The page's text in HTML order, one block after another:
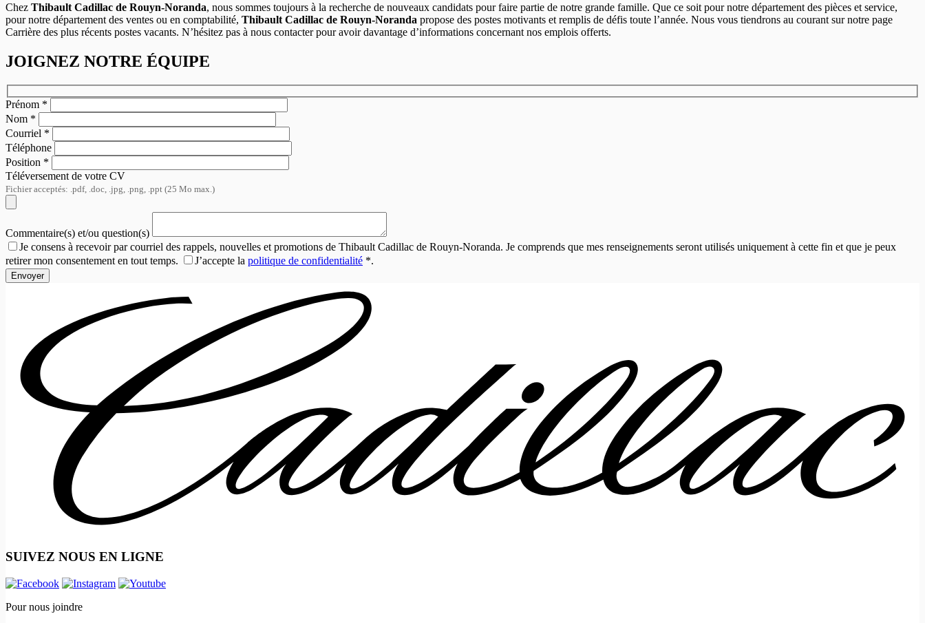
Chez Thibault Cadillac de Rouyn-Noranda, nous sommes toujours à la recherche de nouveaux candidats pour faire partie de notre grande famille. Que ce soit pour notre département des pièces et service,
pour notre département des ventes ou en comptabilité, Thibault Cadillac de Rouyn-Noranda propose des postes motivants et remplis de défis toute l’année. Nous vous tiendrons au courant sur notre page
Carrière des plus récents postes vacants. N’hésitez pas à nous contacter pour avoir davantage d’informations concernant nos emplois offerts.
JOIGNEZ NOTRE ÉQUIPE
Prénom *
Nom *
Courriel *
Téléphone
Position *
Téléversement de votre CV
Fichier acceptés: .pdf, .doc, .jpg, .png, .ppt (25 Mo max.)
Commentaire(s) et/ou question(s)
Je consens à recevoir par courriel des rappels, nouvelles et promotions de Thibault Cadillac de Rouyn-Noranda. Je comprends que mes renseignements seront utilisés uniquement à cette fin et que je peux
retirer mon consentement en tout temps.
J’accepte la politique de confidentialité *.
SUIVEZ NOUS EN LIGNE
Pour nous joindre